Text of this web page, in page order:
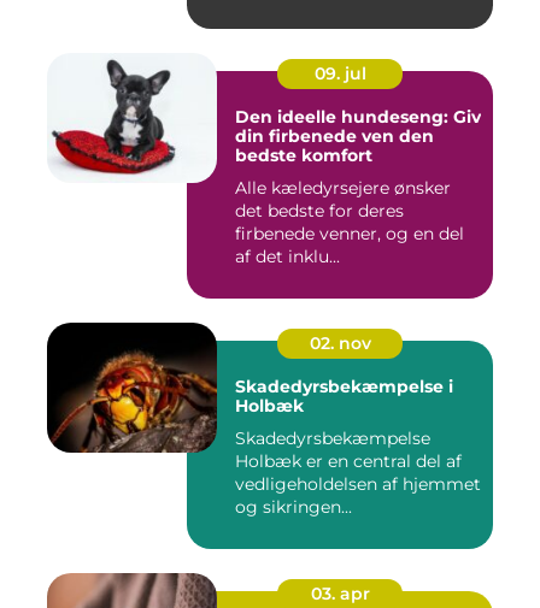
09. jul
Den ideelle hundeseng: Giv
din firbenede ven den
bedste komfort
Alle kæledyrsejere ønsker
det bedste for deres
firbenede venner, og en del
af det inklu...
02. nov
Skadedyrsbekæmpelse i
Holbæk
Skadedyrsbekæmpelse
Holbæk er en central del af
vedligeholdelsen af hjemmet
og sikringen...
03. apr